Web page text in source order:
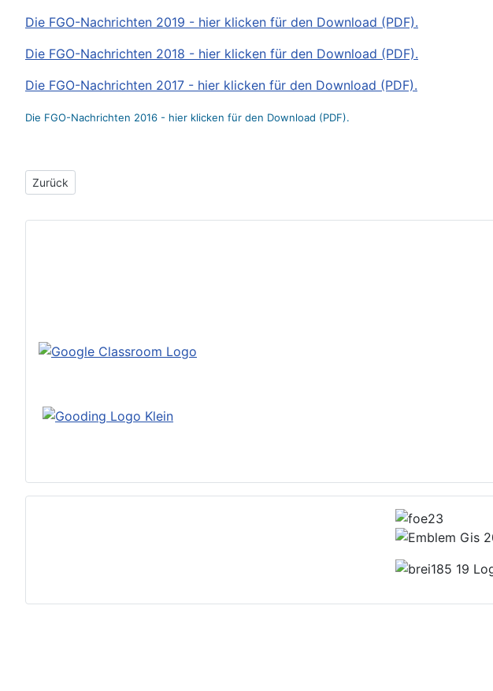
Die FGO-Nachrichten 2019 - hier klicken für den Download (PDF).
Die FGO-Nachrichten 2018 - hier klicken für den Download (PDF).
Die FGO-Nachrichten 2017 - hier klicken für den Download (PDF).
Die FGO-Nachrichten 2016 - hier klicken für den Download (PDF).
Vorheriger Beitrag: Nachrichten vom Freundeskreis 2025
Zurück